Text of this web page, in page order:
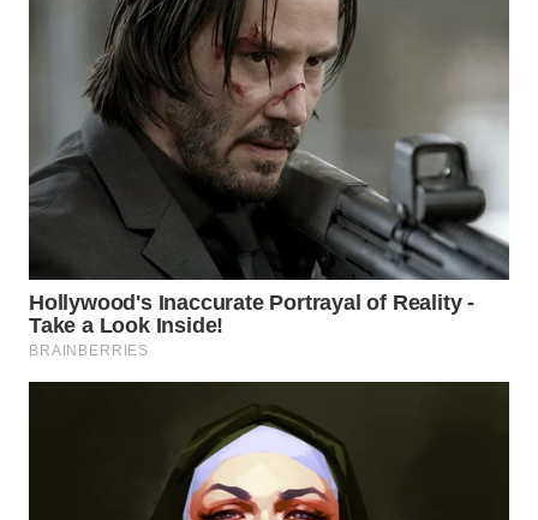
BINJAI
WN
CIREBON
WN
KUNINGAN